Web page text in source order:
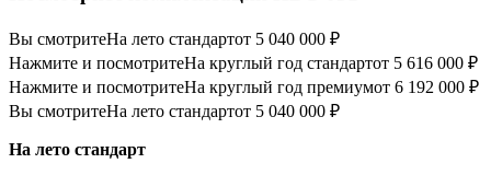
Вы смотритеНа лето стандартот 5 040 000 ₽
Нажмите и посмотритеНа круглый год стандартот 5 616 000 ₽
Нажмите и посмотритеНа круглый год премиумот 6 192 000 ₽
Вы смотритеНа лето стандартот 5 040 000 ₽
На лето стандарт